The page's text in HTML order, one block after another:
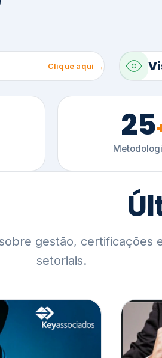
Clique aqui →
25
gestão, certificações
setoriais.